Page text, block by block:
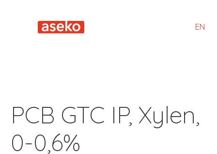
EN
PCB GTC IP, Xylen,
0-0,6%